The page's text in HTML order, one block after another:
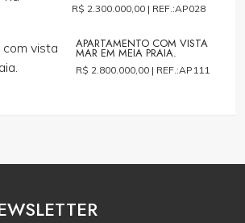
R$ 2.300.000,00 | REF.:AP028
APARTAMENTO COM VISTA
MAR EM MEIA PRAIA.
R$ 2.800.000,00 | REF.:AP111